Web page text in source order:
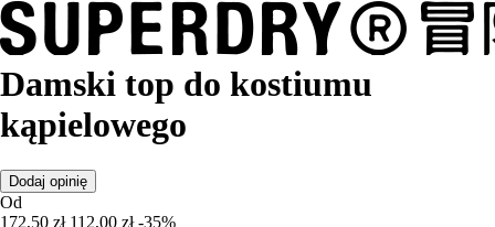
Damski top do kostiumu
kąpielowego
Dodaj opinię
Od
172,50 zł 112,00 zł -35%